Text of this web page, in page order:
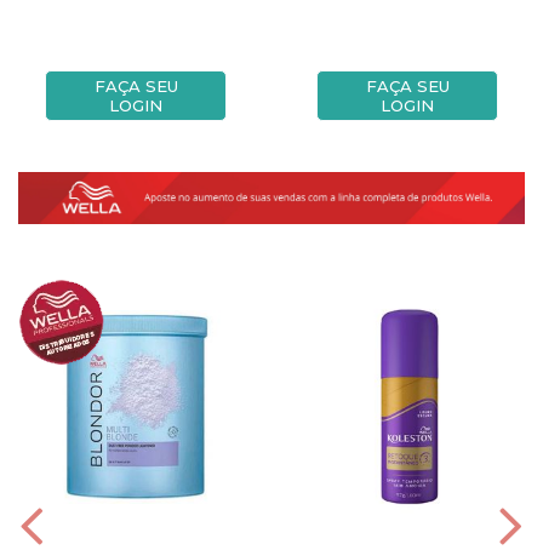
FAÇA SEU
LOGIN
FAÇA SEU
LOGIN